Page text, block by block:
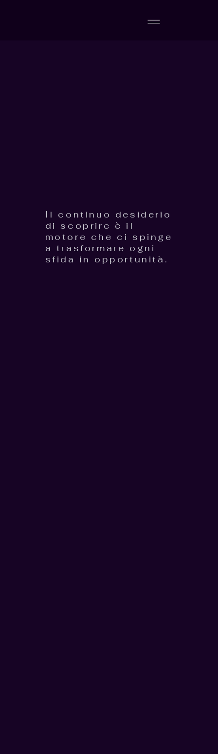
Il continuo desiderio
di scoprire è il
motore che ci spinge
a trasformare ogni
sfida in opportunità.